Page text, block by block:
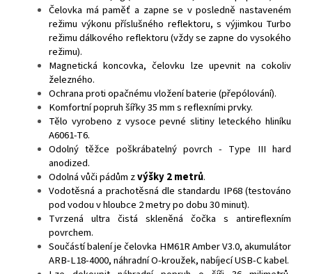
Čelovka má paměť a zapne se v posledně nastaveném
režimu výkonu příslušného reflektoru, s výjimkou Turbo
režimu dálkového reflektoru (vždy se zapne do vysokého
režimu).
Magnetická koncovka, čelovku lze upevnit na cokoliv
železného.
Ochrana proti opačnému vložení baterie (přepólování).
Komfortní popruh šířky 35 mm s reflexními prvky.
Tělo vyrobeno z vysoce pevné slitiny leteckého hliníku
A6061-T6.
Odolný těžce poškrábatelný povrch - Type III hard
anodized.
Odolná vůči pádům zvýšky 2 metrů.
Vodotěsná a prachotěsná dle standardu IP68 (testováno
pod vodou v hloubce 2 metry po dobu 30 minut).
Tvrzená ultra čistá skleněná čočka s antireflexním
povrchem.
Součástí balení je čelovka HM61R Amber V3.0, akumulátor
ARB-L18-4000, náhradní O-kroužek, nabíjecí USB-C kabel.